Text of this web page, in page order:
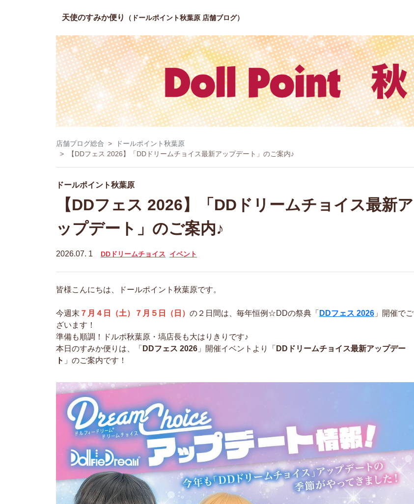
天使のすみか便り （ドールポイント秋葉原 店舗ブログ）
店舗ブログ総合
ドールポイント秋葉原
【DDフェス 2026】「DDドリームチョイス最新アップデート」のご案内♪
ドールポイント秋葉原
【DDフェス 2026】「DDドリームチョイス最新ア
ップデート」のご案内♪
2026.07. 1 DDドリームチョイス イベント
皆様こんにちは、ドールポイント秋葉原です。
今週末 ７月４日（土）７月５日（日） の２日間は、 毎年恒例☆DDの祭典「 DDフェス 2026 」開催でご
ざいます！
準備も順調！
ドルポ秋葉原・塙店長も大はりきりです♪
本日のすみか便りは、「 DDフェス 2026 」開催イベントより「 DDドリームチョイス最新アップデー
ト 」のご案内です！